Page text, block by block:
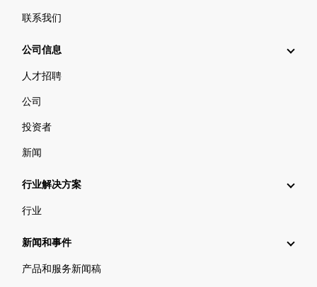
联系我们
公司信息
人才招聘
公司
投资者
新闻
行业解决方案
行业
新闻和事件
产品和服务新闻稿